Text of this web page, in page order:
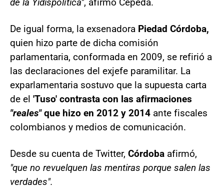
De igual forma, la exsenadora Piedad Córdoba,
quien hizo parte de dicha comisión
parlamentaria, conformada en 2009, se refirió a
las declaraciones del exjefe paramilitar. La
exparlamentaria sostuvo que la supuesta carta
de el 'Tuso' contrasta con las afirmaciones
"reales"que hizo en 2012 y 2014 ante fiscales
colombianos y medios de comunicación.
Desde su cuenta de Twitter, Córdoba afirmó,
"que no revuelquen las mentiras porque salen las
verdades".